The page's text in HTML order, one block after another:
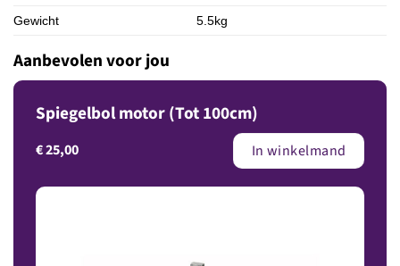
Gewicht 5.5kg
Aanbevolen voor jou
Spiegelbol motor (Tot 100cm)
€25,00 In winkelmand